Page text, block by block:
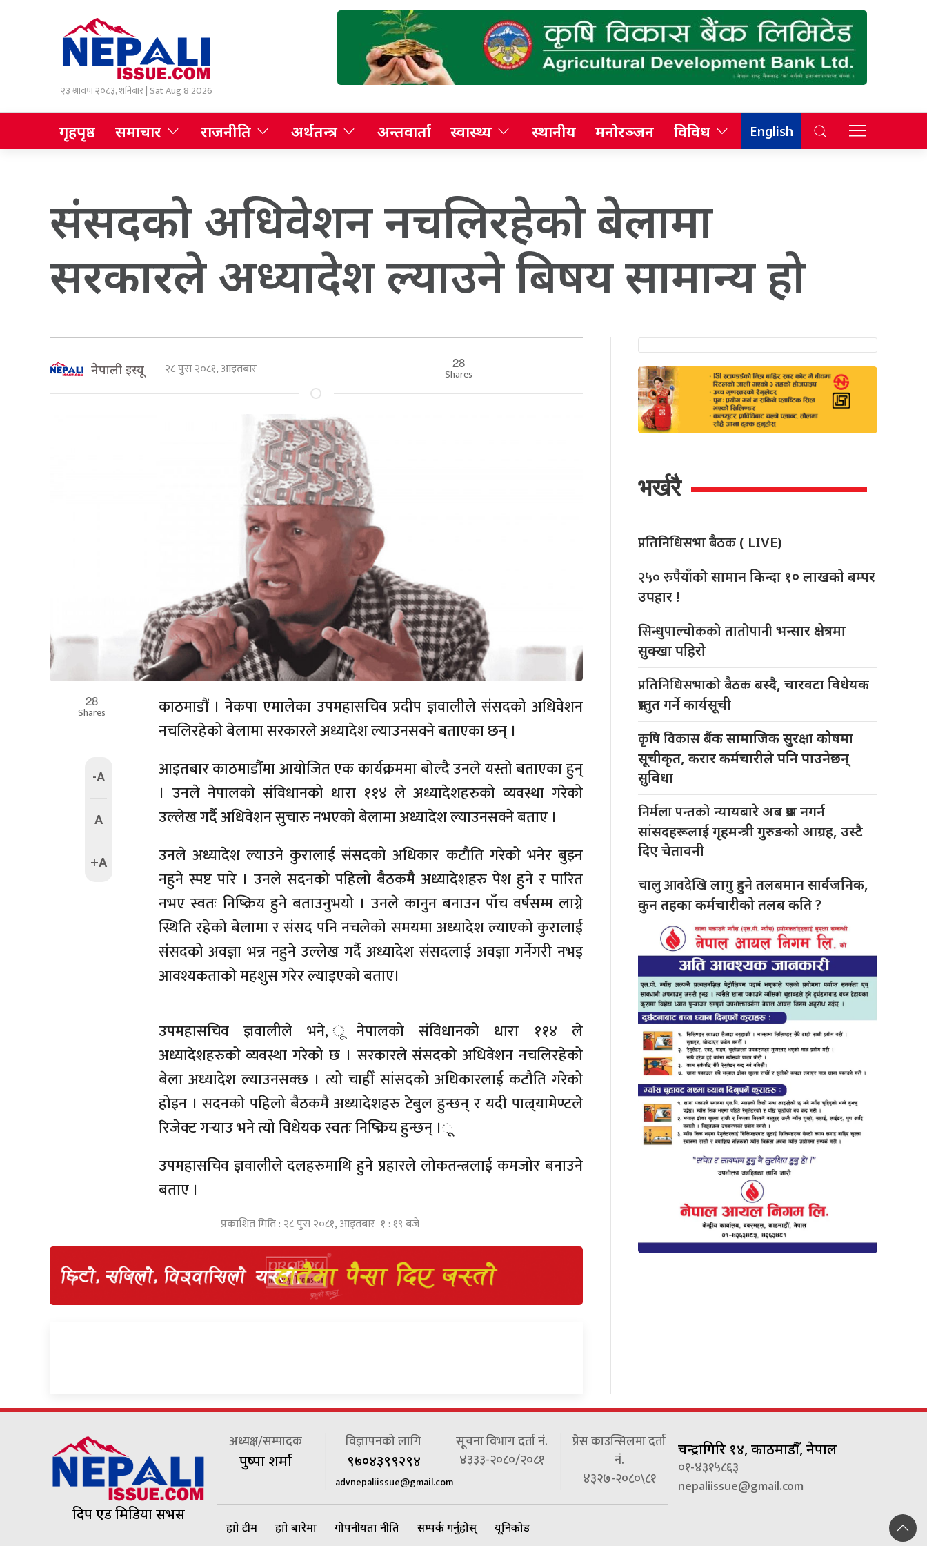
२३ श्रावण २०८३, शनिबार | Sat Aug 8 2026
गृहपृष्ठ समाचार राजनीति अर्थतन्त्र अन्तवार्ता स्वास्थ्य स्थानीय मनोरञ्जन विविध English
संसदको अधिवेशन नचलिरहेको बेलामा
सरकारले अध्यादेश ल्याउने बिषय सामान्य हो
नेपाली इस्यू २८ पुस २०८१, आइतबार 28
Shares
28
Shares
-A
A
+A
काठमाडौं । नेकपा एमालेका उपमहासचिव प्रदीप ज्ञवालीले संसदको अधिवेशन
नचलिरहेको बेलामा सरकारले अध्यादेश ल्याउनसक्ने बताएका छन् ।
आइतबार काठमाडौंमा आयोजित एक कार्यक्रममा बोल्दै उनले यस्तो बताएका हुन्
। उनले नेपालको संविधानको धारा ११४ ले अध्यादेशहरुको व्यवस्था गरेको
उल्लेख गर्दै अधिवेशन सुचारु नभएको बेलामा अध्यादेश ल्याउनसक्ने बताए ।
उनले अध्यादेश ल्याउने कुरालाई संसदको अधिकार कटौति गरेको भनेर बुझ्न
नहुने स्पष्ट पारे । उनले सदनको पहिलो बैठकमै अध्यादेशहरु पेश हुने र पारित
नभए स्वतः निष्क्रिय हुने बताउनुभयो । उनले कानुन बनाउन पाँच वर्षसम्म लाग्ने
स्थिति रहेको बेलामा र संसद पनि नचलेको समयमा अध्यादेश ल्याएको कुरालाई
संसदको अवज्ञा भन्न नहुने उल्लेख गर्दै अध्यादेश संसदलाई अवज्ञा गर्नेगरी नभइ
आवश्यकताको महशुस गरेर ल्याइएको बताए।
उपमहासचिव ज्ञवालीले भने, ूनेपालको संविधानको धारा ११४ ले
अध्यादेशहरुको व्यवस्था गरेको छ । सरकारले संसदको अधिवेशन नचलिरहेको
बेला अध्यादेश ल्याउनसक्छ । त्यो चाहीँ सांसदको अधिकारलाई कटौति गरेको
होइन । सदनको पहिलो बैठकमै अध्यादेशहरु टेबुल हुन्छन् र यदी पाल्र्यामेण्टले
रिजेक्ट गर्‍याउ भने त्यो विधेयक स्वतः निष्क्रिय हुन्छन् ।ू
उपमहासचिव ज्ञवालीले दलहरुमाथि हुने प्रहारले लोकतन्त्रलाई कमजोर बनाउने
बताए ।
प्रकाशित मिति : २८ पुस २०८१, आइतबार १ : १९ बजे
भर्खरै
प्रतिनिधिसभा बैठक ( LIVE)
२५० रुपैयाँकोसामान किन्दा १० लाखको बम्पर
उपहार !
सिन्धुपाल्चोकको तातोपानीभन्सार क्षेत्रमा
सुक्खा पहिरो
प्रतिनिधिसभाको बैठकबस्दै, चारवटा विधेयक
प्रस्तुत गर्ने कार्यसूची
कृषि विकासबैंक सामाजिक सुरक्षा कोषमा
सूचीकृत, करार कर्मचारीले पनि पाउनेछन्
सुविधा
निर्मला पन्तकोन्यायबारे अब प्रश्न नगर्न
सांसदहरूलाई गृहमन्त्री गुरुङको आग्रह, उस्टै
दिए चेतावनी
चालु आवदेखिलागु हुने तलबमान सार्वजनिक,
कुन तहका कर्मचारीको तलब कति ?
दिप एड मिडिया सर्भिस
अध्यक्ष/सम्पादक
पुष्पा शर्मा
विज्ञापनको लागि
९७०४३९९२९४
advnepaliissue@gmail.com
सूचना विभाग दर्ता नं.
४३३३-२०८०/२०८१
प्रेस काउन्सिलमा दर्ता
नं.
४३२७-२०८०\८१
हाम्रो टीम हाम्रो बारेमा गोपनीयता नीति सम्पर्क गर्नुहोस् यूनिकोड
चन्द्रागिरि १४, काठमाडौँ, नेपाल
०१-४३१५८६३
nepaliissue@gmail.com